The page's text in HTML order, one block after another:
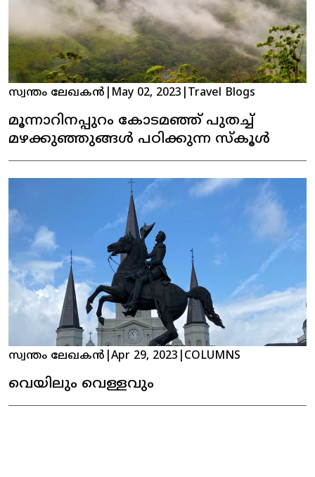
സ്വന്തം ലേഖകൻ May 02, 2023 Travel Blogs
മൂന്നാറിനപ്പുറം കോടമഞ്ഞ് പുതച്ച്
മഴക്കുഞ്ഞുങ്ങള്‍ പഠിക്കുന്ന സ്കൂള്‍
സ്വന്തം ലേഖകൻ Apr 29, 2023 COLUMNS
വെയിലും വെള്ളവും